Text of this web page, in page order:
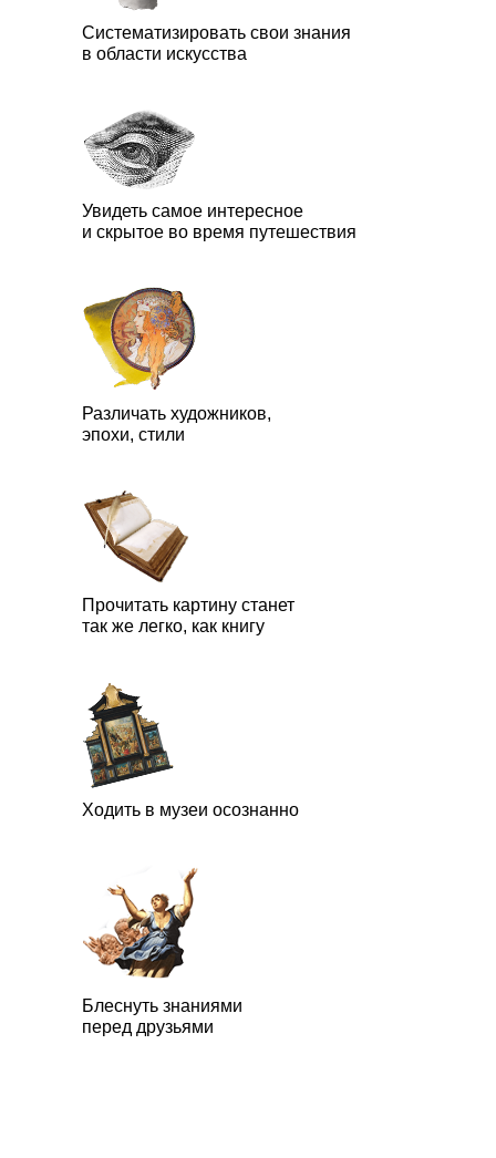
Систематизировать свои знания
в области искусства
Прочитать картину станет
так же легко, как книгу
Увидеть самое интересное
и скрытое во время путешествия
Ходить в музеи осознанно
Различать художников,
эпохи, стили
Блеснуть знаниями
перед друзьями
ART SALON – это возможность получить знания в области
только свой кругозор, но и круг общения. Моя задача –
понятным и доступным широкому кругу людей.